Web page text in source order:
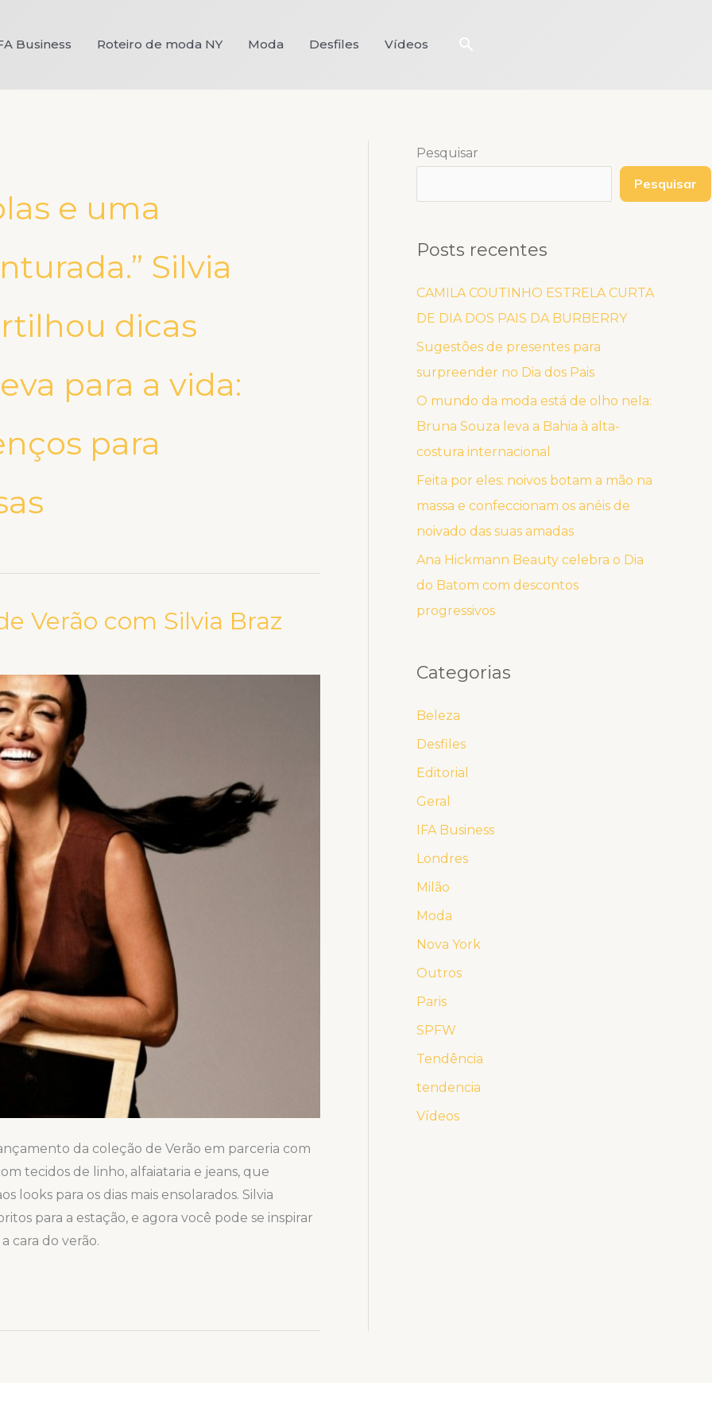
Business Roteiro de moda NY Moda Desfiles Vídeos Pesquisar
e uma
Silvia
dicas
para a vida:
para
Verão com Silvia Braz
da coleção de Verão em parceria com
tecidos de linho, alfaiataria e jeans, que
looks para os dias mais ensolarados. Silvia
para a estação, e agora você pode se inspirar
cara do verão.
Pesquisar
Pesquisar
Posts recentes
CAMILA COUTINHO ESTRELA CURTA
DE DIA DOS PAIS DA BURBERRY
Sugestões de presentes para
surpreender no Dia dos Pais
O mundo da moda está de olho nela:
Bruna Souza leva a Bahia à alta-
costura internacional
Feita por eles: noivos botam a mão na
massa e confeccionam os anéis de
noivado das suas amadas
Ana Hickmann Beauty celebra o Dia
do Batom com descontos
progressivos
Categorias
Beleza
Desfiles
Editorial
Geral
IFA Business
Londres
Milão
Moda
Nova York
Outros
Paris
SPFW
Tendência
tendencia
Vídeos